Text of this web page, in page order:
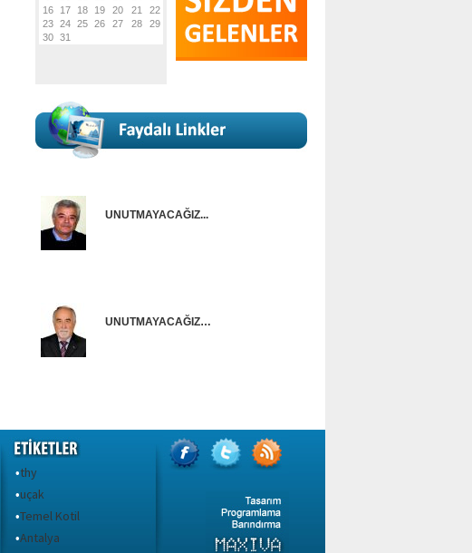
UNUTMAYACAĞIZ...
UNUTMAYACAĞIZ…
•thy
•uçak
•Temel Kotil
•Antalya